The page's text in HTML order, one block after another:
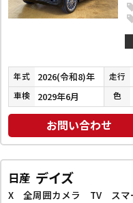
年式 2026(令和8)年 走行
車検 2029年6月 色
お問い合わせ
日産 デイズ